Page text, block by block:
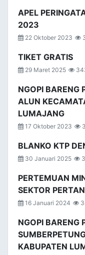
APEL
2023
22 Oktober 2023
TIKET GRATIS
29 Maret 2025
NGOPI BARENG
ALUN
LUMAJANG
17 Oktober 2023
BLANKO KTP
30 Januari 2025
PERTEMUAN
SEKTOR
16 Januari 2024
NGOPI BARENG
KABUPATEN